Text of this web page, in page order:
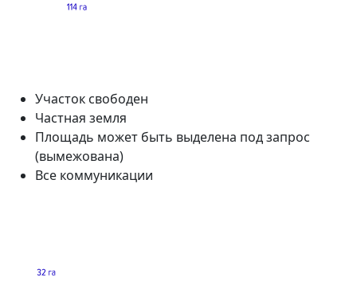
Участок свободен
Частная земля
Площадь может быть выделена под запрос
(вымежована)
Все коммуникации